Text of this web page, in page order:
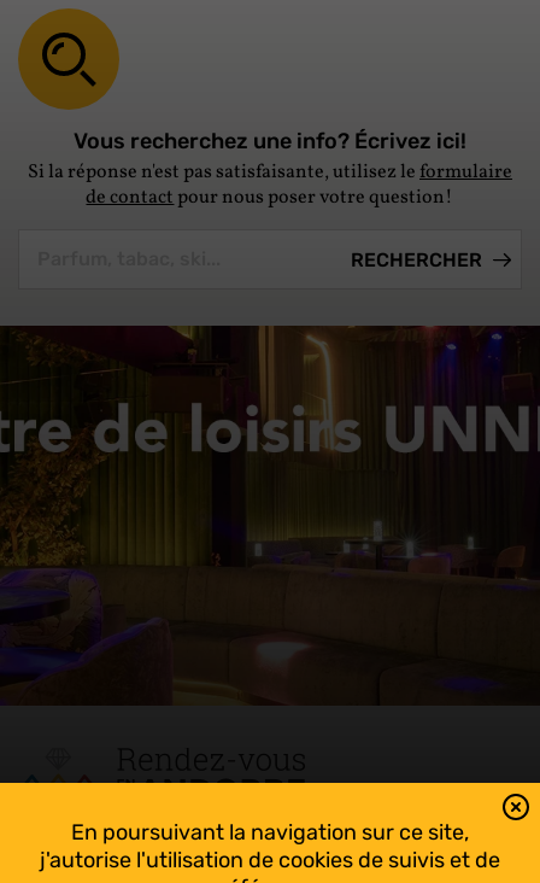
En poursuivant la navigation sur ce site,
j'autorise l'utilisation de cookies de suivis et de
Vous recherchez une info? Écrivez ici!
Si la réponse n'est pas satisfaisante, utilisez leformulaire
de contactpour nous poser votre question!
Tout suivre sur l’Andorre!